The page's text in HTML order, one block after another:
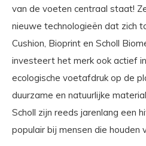
van de voeten centraal staat!
nieuwe technologieën dat zich
Cushion, Bioprint en Scholl
investeert het merk ook actief
ecologische voetafdruk op de
duurzame en natuurlijke
Scholl zijn reeds jarenlang een
populair bij mensen die houden